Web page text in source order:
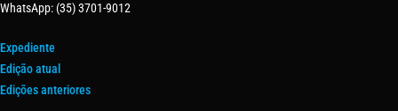
WhatsApp: (35) 3701-9012
Expediente
Edição atual
Edições anteriores